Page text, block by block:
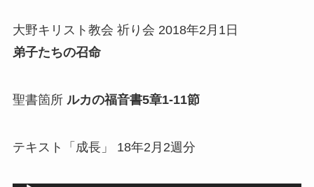
大野キリスト教会 祈り会 2018年2月1日
弟子たちの召命
聖書箇所 ルカの福音書5章1-11節
テキスト「成長」 18年2月2週分